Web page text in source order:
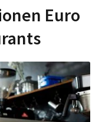
Euro